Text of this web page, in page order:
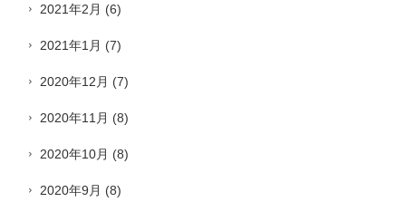
2021年2月 (6)
2021年1月 (7)
2020年12月 (7)
2020年11月 (8)
2020年10月 (8)
2020年9月 (8)